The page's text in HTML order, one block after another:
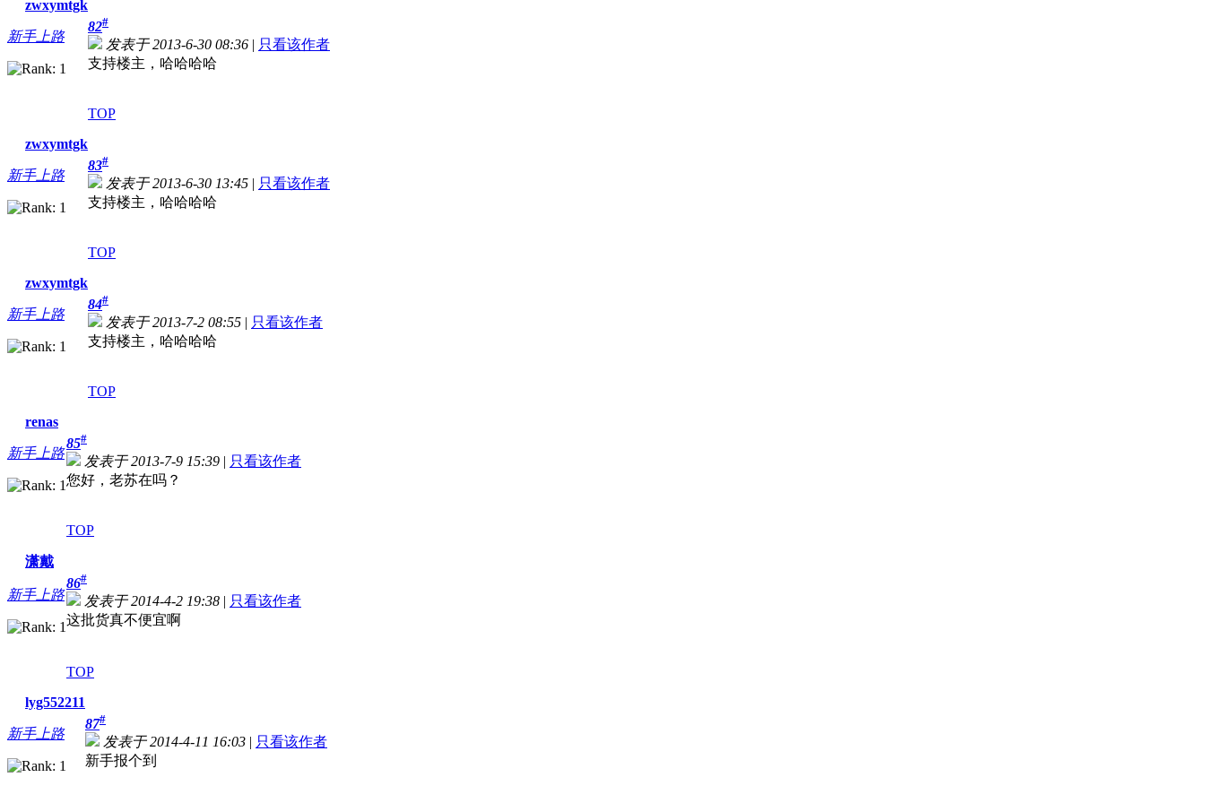
zwxymtgk
新手上路
82#
发表于 2013-6-30 08:36 | 只看该作者
支持楼主，哈哈哈哈
TOP
zwxymtgk
新手上路
83#
发表于 2013-6-30 13:45 | 只看该作者
支持楼主，哈哈哈哈
TOP
zwxymtgk
新手上路
84#
发表于 2013-7-2 08:55 | 只看该作者
支持楼主，哈哈哈哈
TOP
renas
新手上路
85#
发表于 2013-7-9 15:39 | 只看该作者
您好，老苏在吗？
TOP
潇戴
新手上路
86#
发表于 2014-4-2 19:38 | 只看该作者
这批货真不便宜啊
TOP
lyg552211
新手上路
87#
发表于 2014-4-11 16:03 | 只看该作者
新手报个到